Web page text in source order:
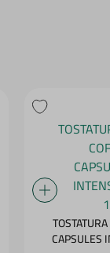
CAPSULES